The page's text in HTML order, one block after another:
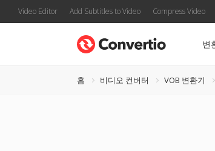
Video Editor Add Subtitles to Video Compress Video
변
홈 비디오 컨버터 VOB 변환기